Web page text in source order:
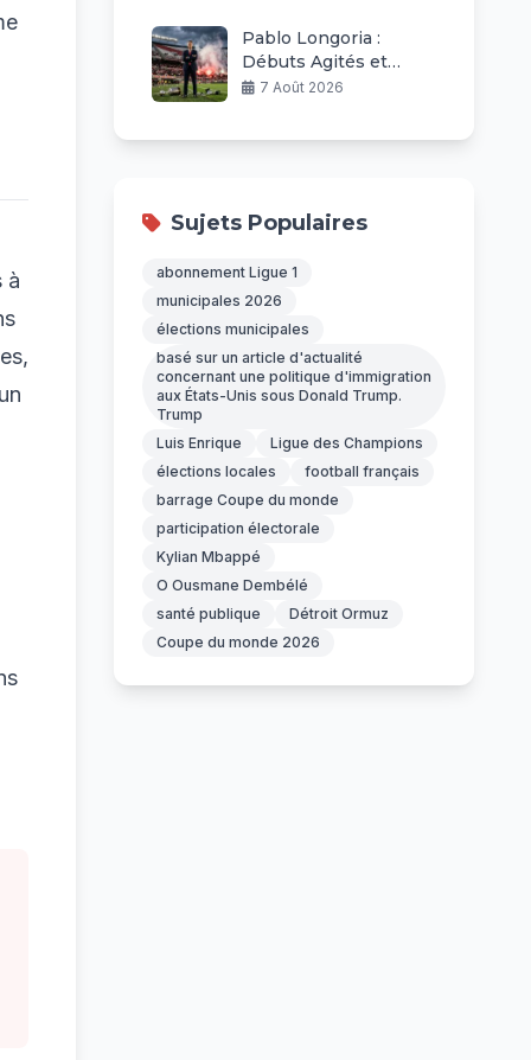
à
Pablo Longoria :
Débuts Agités et
Défis à River Plate
7 Août 2026
Sujets Populaires
abonnement Ligue 1
municipales 2026
élections municipales
basé sur un article d'actualité
concernant une politique d'immigration
aux États-Unis sous Donald Trump.
Trump
Luis Enrique
Ligue des Champions
élections locales
football français
barrage Coupe du monde
participation électorale
Kylian Mbappé
O Ousmane Dembélé
santé publique
Détroit Ormuz
Coupe du monde 2026